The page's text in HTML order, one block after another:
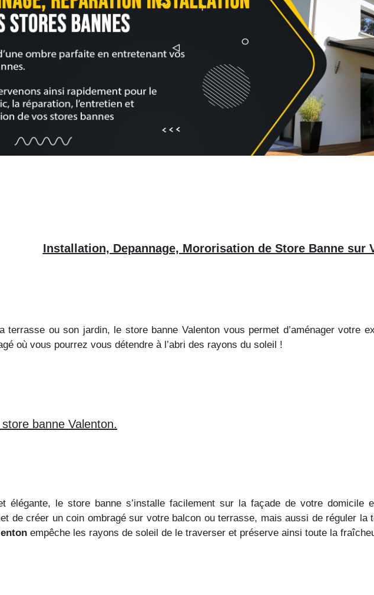
Installation, Depannage, Mororisation de Store Banne sur
terrasse ou son jardin, le store banne Valenton vous permet d’aménager votre
où vous pourrez vous détendre à l’abri des rayons du soleil !
store banne Valenton.
élégante, le store banne s’installe facilement sur la façade de votre domicile
de créer un coin ombragé sur votre balcon ou terrasse, mais aussi de réguler la
empêche les rayons de soleil de le traverser et préserve ainsi toute la